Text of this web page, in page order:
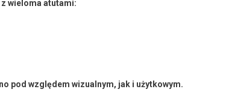
wieloma atutami:
pod względem wizualnym, jak i użytkowym.